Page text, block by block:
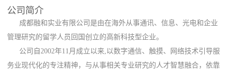
公司简介
成都融和实业有限公司是由在海外从事通讯、信息、光电和企业
管理研究的留学人员回国创立的高新科技型企业。
公司自2002年11月成立以来,以数字通信、触摸、网络技术引导服
务业现代化的专注精神，与从事相关专业研究的人才智慧融合，依靠